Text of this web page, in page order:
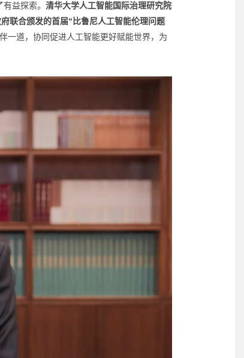
益探索。 清华大学人工智能国际治理研究院
联合颁发的首届“比鲁尼人工智能伦理问题
一道，协同促进人工智能更好赋能世界，为